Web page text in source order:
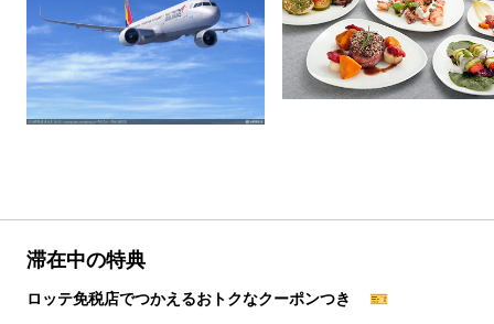
滞在中の特典
ロッテ免税店でつかえるおトクなクーポンつき 🎫